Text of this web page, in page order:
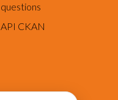
questions
API CKAN